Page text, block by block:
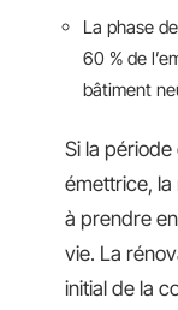
La phase
60 % de
bâtiment
Si la période
émettrice,
à prendre
vie. La
initial de la